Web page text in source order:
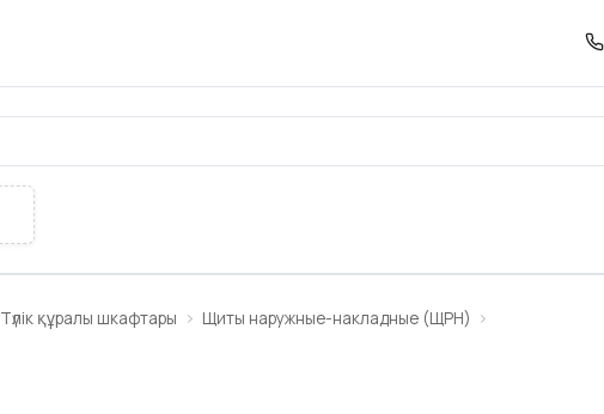
Түлік құралы шкафтары Щиты наружные-накладные (ЩРН)